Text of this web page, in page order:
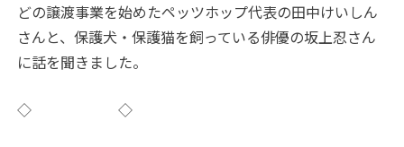
どの譲渡事業を始めたペッツホップ代表の田中けいしん
さんと、保護犬・保護猫を飼っている俳優の坂上忍さん
に話を聞きました。
◇ ◇